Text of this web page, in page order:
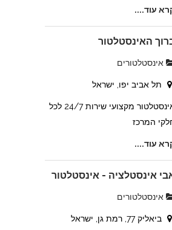
עוד....
האינסטלטור
אינסטלטורים
תל אביב יפו, ישראל
אינסטלטור מקצועי שירות 24/7 לכל
המרכז
עוד....
אינסטלציה - אינסטלטור
אינסטלטורים
ביאליק 77, רמת גן, ישראל